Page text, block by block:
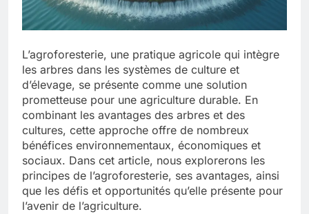
L’agroforesterie, une pratique agricole qui intègre
les arbres dans les systèmes de culture et
d’élevage, se présente comme une solution
prometteuse pour une agriculture durable. En
combinant les avantages des arbres et des
cultures, cette approche offre de nombreux
bénéfices environnementaux, économiques et
sociaux. Dans cet article, nous explorerons les
principes de l’agroforesterie, ses avantages, ainsi
que les défis et opportunités qu’elle présente pour
l’avenir de l’agriculture.